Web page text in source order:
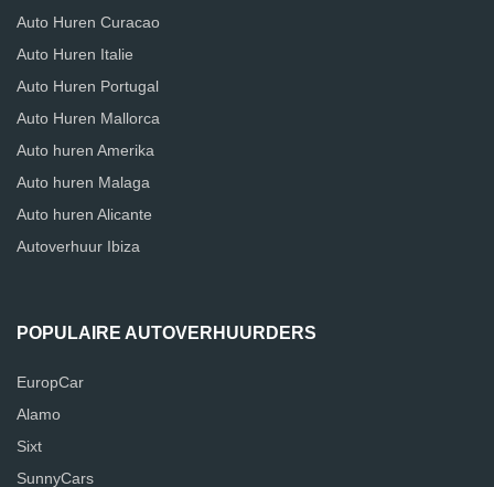
Auto Huren Curacao
Auto Huren Italie
Auto Huren Portugal
Auto Huren Mallorca
Auto huren Amerika
Auto huren Malaga
Auto huren Alicante
Autoverhuur Ibiza
POPULAIRE AUTOVERHUURDERS
EuropCar
Alamo
Sixt
SunnyCars